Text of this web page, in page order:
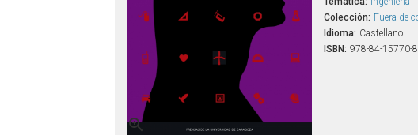

Colección: Fuera de
Idioma: Castellano
ISBN: 978-84-15770-